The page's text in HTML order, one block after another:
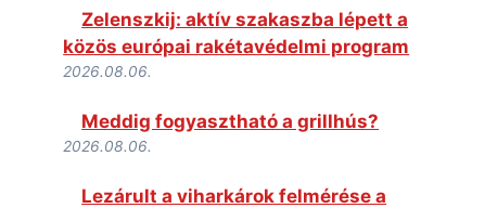
Zelenszkij: aktív szakaszba lépett a
közös európai rakétavédelmi program
2026.08.06.
Meddig fogyasztható a grillhús?
2026.08.06.
Lezárult a viharkárok felmérése a